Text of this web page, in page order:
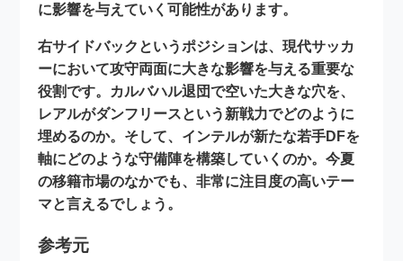
に影響を与えていく可能性があります。
右サイドバックというポジションは、現代サッカ
ーにおいて攻守両面に大きな影響を与える重要な
役割です。カルバハル退団で空いた大きな穴を、
レアルがダンフリースという新戦力でどのように
埋めるのか。そして、インテルが新たな若手DFを
軸にどのような守備陣を構築していくのか。今夏
の移籍市場のなかでも、非常に注目度の高いテー
マと言えるでしょう。
参考元